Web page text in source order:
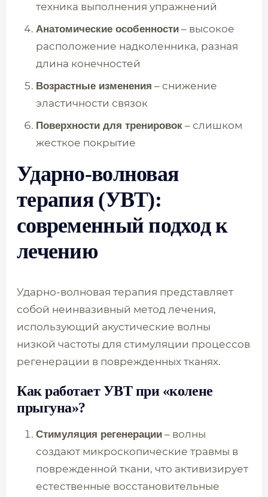
техника выполнения упражнений
Анатомические особенности – высокое
расположение надколенника, разная
длина конечностей
Возрастные изменения – снижение
эластичности связок
Поверхности для тренировок – слишком
жесткое покрытие
Ударно-волновая
терапия (УВТ):
современный подход к
лечению
Ударно-волновая терапия представляет
собой неинвазивный метод лечения,
использующий акустические волны
низкой частоты для стимуляции процессов
регенерации в поврежденных тканях.
Как работает УВТ при «колене
прыгуна»?
Стимуляция регенерации – волны
создают микроскопические травмы в
поврежденной ткани, что активизирует
естественные восстановительные